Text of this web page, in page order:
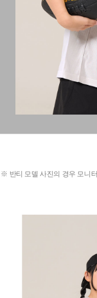
※ 반티 모델 사진의 경우 모니